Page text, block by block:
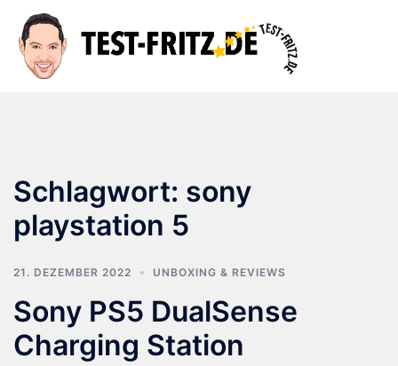
Inhalt
springen
Schlagwort: sony
playstation 5
21. DEZEMBER 2022 UNBOXING & REVIEWS
Sony PS5 DualSense
Charging Station